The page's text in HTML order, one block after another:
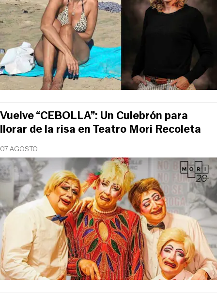
07 AGOSTO
Vuelve “CEBOLLA”: Un Culebrón para
llorar de la risa en Teatro Mori Recoleta